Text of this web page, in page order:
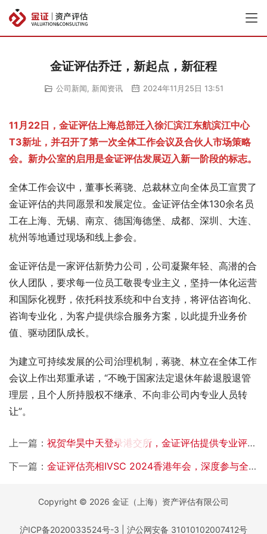
金证评估乔迁，新起点，新征程
公司新闻 新闻资讯 2024年11月25日 13:51
11月22日，金证评估上海总部迁入徐汇滨江东航滨江中心
T3新址，并召开了第一次全体工作会议及合伙人市场策略
会。新办公室的启用是金证评估发展迈入新一阶段的标志。
全体工作会议中，董事长蒋骁、总裁林立向全体员工宣贯了
金证评估的共同愿景和发展定位。金证评估全体130余名员
工在上海、无锡、南京、德国海德堡、成都、深圳、大连、
杭州等地通过现场和线上参会。
金证评估是一家评估新势力公司，公司凝聚年轻、高潜的合
伙人团队，要求每一位员工敬畏专业主义，坚持一体化运营
和国际化视野，依托科技系统和中台支持，将评估咨询化、
咨询专业化，为客户提供综合服务方案，以此提升业务价
值、驱动团队成长。
为建立可持续发展的公司治理机制，蒋骁、林立在全体工作
会议上作出郑重承诺，“不晚于国家法定退休年龄退股退管
理层，且个人所持股权不继承、不向非公司内专业人员转
让”。
上一篇： 祝贺华昊中天登录港交所，金证评估提供专业评估服务
下一篇： 金证评估亮相IVSC 2024香港年会，深度参与全球评估标准发展
Copyright © 2026 金证（上海）资产评估有限公司
沪ICP备2020033524号-3 沪公网安备 31010102007412号